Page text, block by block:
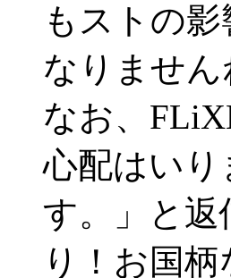
もストの
なりません
なお、
心配はい
す。」と
り！お国